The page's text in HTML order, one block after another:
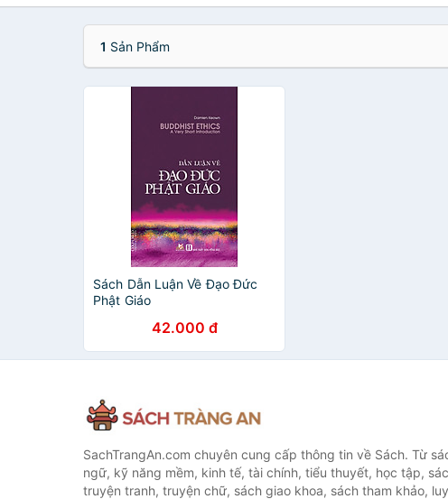
1 Sản Phẩm
Sách Dẫn Luận Về Đạo Đức
Phật Giáo
42.000 đ
SachTrangAn.com chuyên cung cấp thông tin về Sách. Từ
ngữ, kỹ năng mềm, kinh tế, tài chính, tiểu thuyết, học tập,
truyện tranh, truyện chữ, sách giao khoa, sách tham khảo,